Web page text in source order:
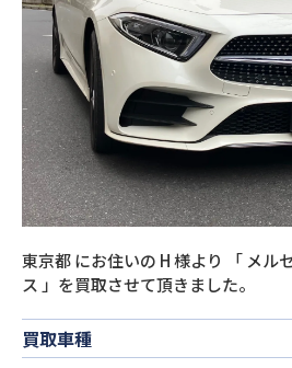
閉じる
東京都にお住いの H様より 「 メル
ス 」を買取させて頂きました。
買取車種